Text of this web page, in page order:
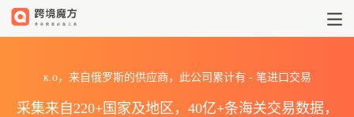
к.о，来自俄罗斯的供应商，此公司累计有 -笔进口交易
采集来自220+国家及地区，40亿+条海关交易数据，